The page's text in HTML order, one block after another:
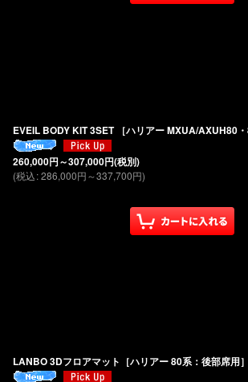
EVEIL BODY KIT 3SET ［ハリアー MXUA/AXUH80・
260,000円～307,000円(税別)
(税込:286,000円～337,700円)
LANBO 3Dフロアマット［ハリアー 80系：後部席用］